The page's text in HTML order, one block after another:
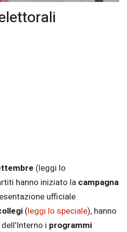
(leggi lo
hanno iniziato la campagna
ufficiale
(leggi lo speciale), hanno
i programmi